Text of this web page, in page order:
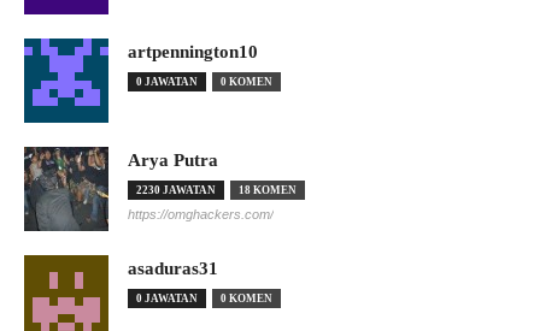
artpennington10
0 JAWATAN 0 KOMEN
Arya Putra
2230 JAWATAN 18 KOMEN
https://omghackers.com/
asaduras31
0 JAWATAN 0 KOMEN